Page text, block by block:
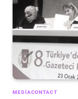
MEDIACONTACT